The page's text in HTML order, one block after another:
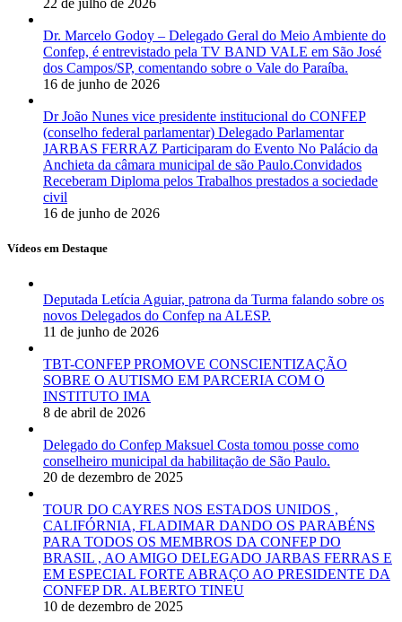
Dr. Marcelo Godoy – Delegado Geral do Meio Ambiente do
Confep, é entrevistado pela TV BAND VALE em São José
dos Campos/SP, comentando sobre o Vale do Paraíba.
16 de junho de 2026
Dr João Nunes vice presidente institucional do CONFEP
(conselho federal parlamentar) Delegado Parlamentar
JARBAS FERRAZ Participaram do Evento No Palácio da
Anchieta da câmara municipal de são Paulo.Convidados
Receberam Diploma pelos Trabalhos prestados a sociedade
civil
16 de junho de 2026
Vídeos em Destaque
Deputada Letícia Aguiar, patrona da Turma falando sobre os
novos Delegados do Confep na ALESP.
11 de junho de 2026
TBT-CONFEP PROMOVE CONSCIENTIZAÇÃO
SOBRE O AUTISMO EM PARCERIA COM O
INSTITUTO IMA
8 de abril de 2026
Delegado do Confep Maksuel Costa tomou posse como
conselheiro municipal da habilitação de São Paulo.
20 de dezembro de 2025
TOUR DO CAYRES NOS ESTADOS UNIDOS ,
CALIFÓRNIA, FLADIMAR DANDO OS PARABÉNS
PARA TODOS OS MEMBROS DA CONFEP DO
BRASIL , AO AMIGO DELEGADO JARBAS FERRAS E
EM ESPECIAL FORTE ABRAÇO AO PRESIDENTE DA
CONFEP DR. ALBERTO TINEU
10 de dezembro de 2025